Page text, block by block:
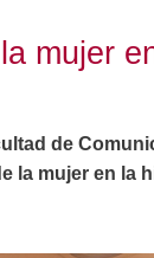
mujer
de
la mujer en la